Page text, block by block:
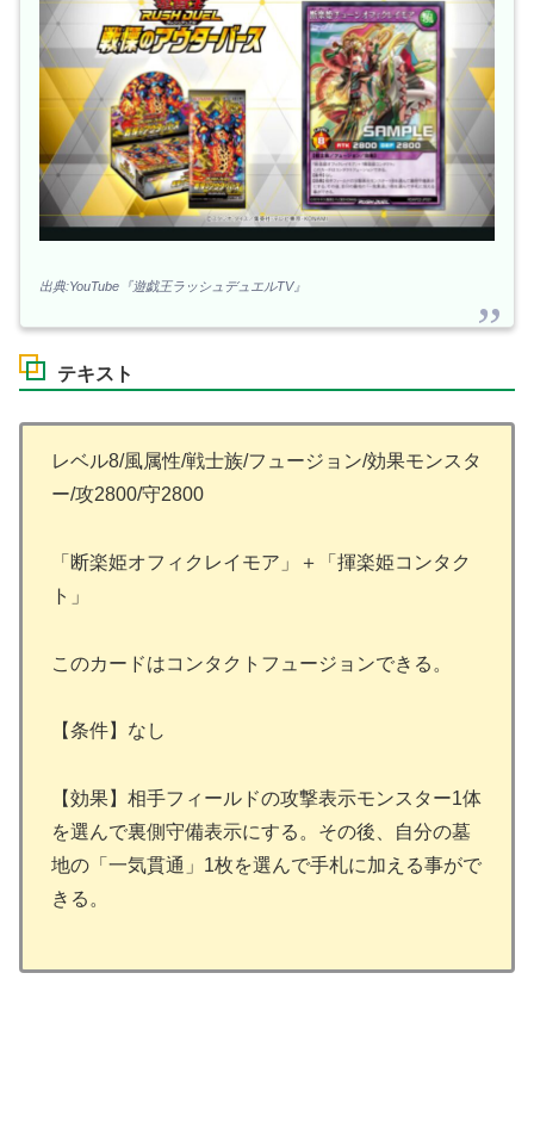
出典:YouTube『遊戯王ラッシュデュエルTV』
テキスト
レベル8/風属性/戦士族/フュージョン/効果モンスタ
ー/攻2800/守2800
「断楽姫オフィクレイモア」＋「揮楽姫コンタク
ト」
このカードはコンタクトフュージョンできる。
【条件】なし
【効果】相手フィールドの攻撃表示モンスター1体
を選んで裏側守備表示にする。その後、自分の墓
地の「一気貫通」1枚を選んで手札に加える事がで
きる。